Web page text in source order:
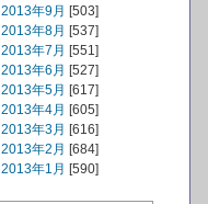
2013年9月 [503]
2013年8月 [537]
2013年7月 [551]
2013年6月 [527]
2013年5月 [617]
2013年4月 [605]
2013年3月 [616]
2013年2月 [684]
2013年1月 [590]